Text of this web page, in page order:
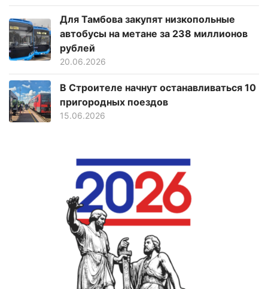
Для Тамбова закупят низкопольные
автобусы на метане за 238 миллионов
рублей
20.06.2026
В Строителе начнут останавливаться 10
пригородных поездов
15.06.2026